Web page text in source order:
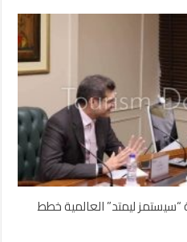
ليمتد” العالمية خطط